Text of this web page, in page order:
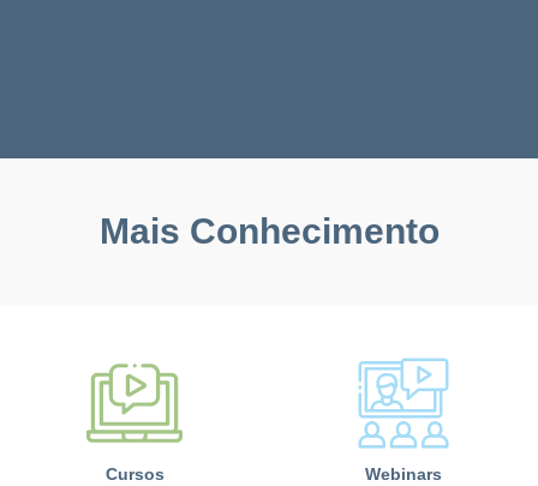
Mais Conhecimento
Cursos Webinars